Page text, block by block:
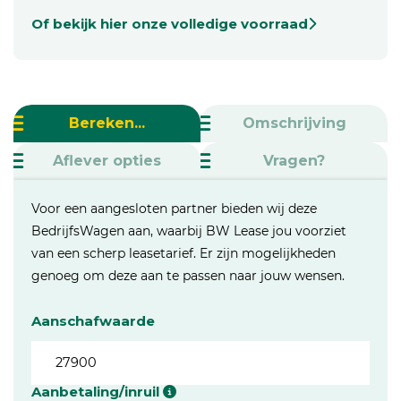
Of bekijk hier onze volledige voorraad
Bereken... Omschrijving
Aflever opties Vragen?
Voor een aangesloten partner bieden wij deze
BedrijfsWagen aan, waarbij BW Lease jou voorziet
van een scherp leasetarief. Er zijn mogelijkheden
genoeg om deze aan te passen naar jouw wensen.
Aanschafwaarde
Aanbetaling/inruil